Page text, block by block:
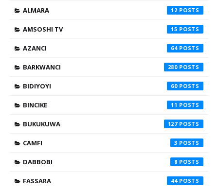
ALMARA 12
AMSOSHI TV 15
AZANCI 64
BARKWANCI 280
BIDIYOYI 60
BINCIKE 11
BUKUKUWA 127
CAMFI 3
DABBOBI 8
FASSARA 44